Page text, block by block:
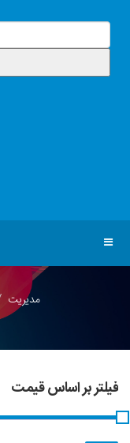
مدیریت
فیلتر بر اساس قیمت